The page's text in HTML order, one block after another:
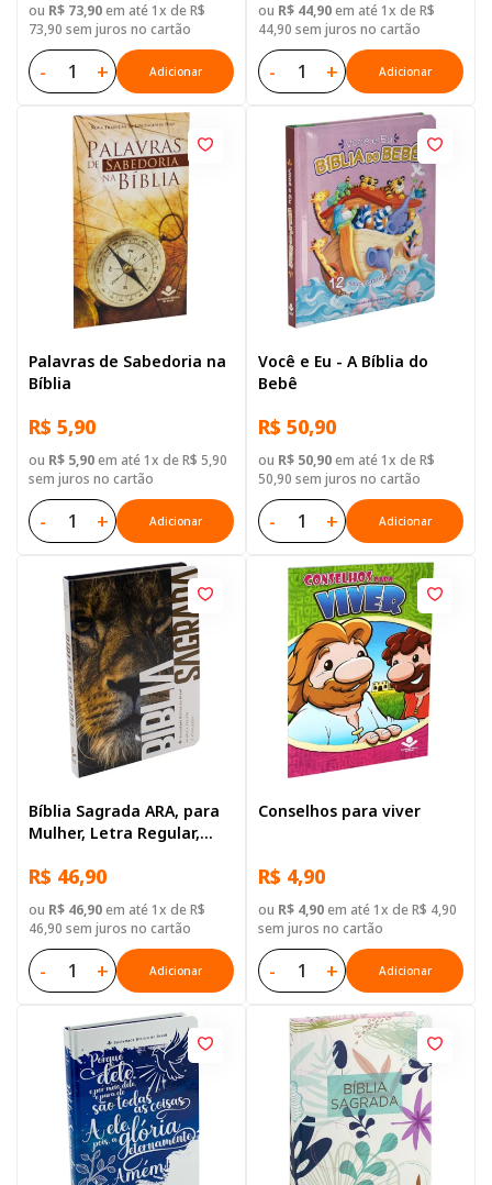
ou R$ 73,90em até 1x de R$
73,90 sem juros no cartão
- + Adicionar
ou R$ 44,90em até 1x de R$
44,90 sem juros no cartão
- + Adicionar
Palavras de Sabedoria na
Bíblia
R$ 5,90
ou R$ 5,90em até 1x de R$ 5,90
sem juros no cartão
- + Adicionar
Você e Eu - A Bíblia do
Bebê
R$ 50,90
ou R$ 50,90em até 1x de R$
50,90 sem juros no cartão
- + Adicionar
Bíblia Sagrada ARA, para
Mulher, Letra Regular,
R$ 46,90
ou R$ 46,90em até 1x de R$
46,90 sem juros no cartão
- + Adicionar
Conselhos para viver
R$ 4,90
ou R$ 4,90em até 1x de R$ 4,90
sem juros no cartão
- + Adicionar